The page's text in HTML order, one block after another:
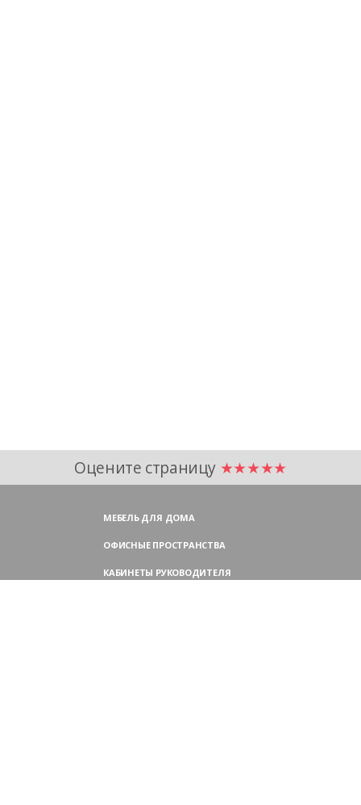
Оцените страницу ★★★★★
МЕБЕЛЬ ДЛЯ ДОМА
ОФИСНЫЕ ПРОСТРАНСТВА
КАБИНЕТЫ РУКОВОДИТЕЛЯ